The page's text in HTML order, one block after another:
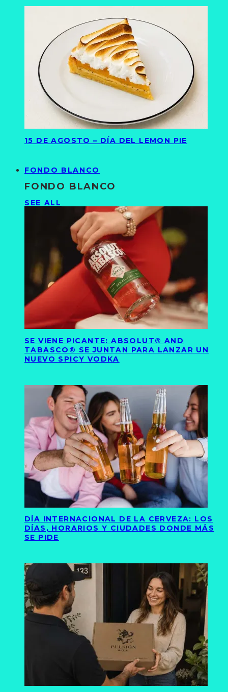
15 DE AGOSTO – DÍA DEL LEMON PIE
FONDO BLANCO
FONDO BLANCO
SEE ALL
SE VIENE PICANTE: ABSOLUT® AND
TABASCO® SE JUNTAN PARA LANZAR UN
NUEVO SPICY VODKA
DÍA INTERNACIONAL DE LA CERVEZA: LOS
DÍAS, HORARIOS Y CIUDADES DONDE MÁS
SE PIDE